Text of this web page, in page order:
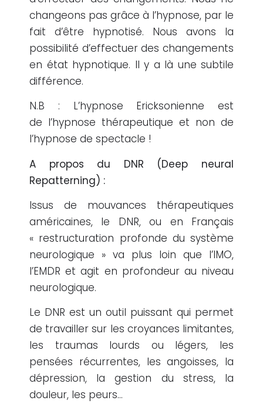
changeons pas grâce à l’hypnose, par le
fait d’être hypnotisé. Nous avons la
possibilité d’effectuer des changements
en état hypnotique. Il y a là une subtile
différence.
N.B : L’hypnose Ericksonienne est
de l’hypnose thérapeutique et non de
l’hypnose de spectacle !
A propos du DNR (Deep neural
Repatterning) :
Issus de mouvances thérapeutiques
américaines, le DNR, ou en Français
« restructuration profonde du système
neurologique » va plus loin que l’IMO,
l’EMDR et agit en profondeur au niveau
neurologique.
Le DNR est un outil puissant qui permet
de travailler sur les croyances limitantes,
les traumas lourds ou légers, les
pensées récurrentes, les angoisses, la
dépression, la gestion du stress, la
douleur, les peurs…